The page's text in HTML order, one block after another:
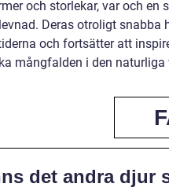
och storlekar, var och en
Deras otroligt
och fortsätter att
mångfalden i den naturliga
det andra djur